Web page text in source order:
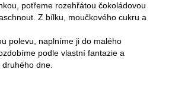
potřeme rozehřátou čokoládovou
Z bílku, moučkového cukru a
polevu, naplníme ji do malého
podle vlastní fantazie a
dne.